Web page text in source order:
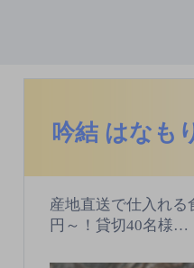
吟結 はなも
産地直送で仕入れる
円～！貸切40名様…